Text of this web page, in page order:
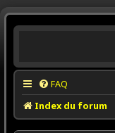
FAQ
Index du forum